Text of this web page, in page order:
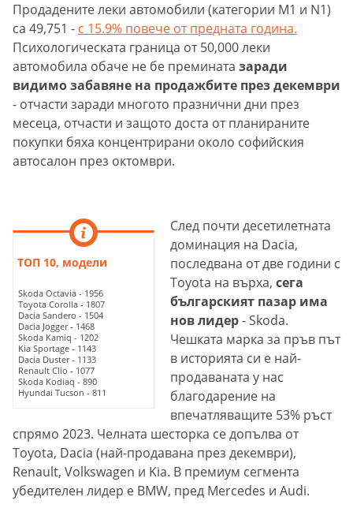
Продадените леки автомобили (категории M1 и N1)
са 49,751 - с 15.9% повече от предната година.
Психологическата граница от 50,000 леки
автомобила обаче не бе премината заради
видимо забавяне на продажбите през декември
- отчасти заради многото празнични дни през
месеца, отчасти и защото доста от планираните
покупки бяха концентрирани около софийския
автосалон през октомври.
ТОП 10, модели
Skoda Octavia - 1956
Toyota Corolla - 1807
Dacia Sandero - 1504
Dacia Jogger - 1468
Skoda Kamiq - 1202
Kia Sportage - 1143
Dacia Duster - 1133
Renault Clio - 1077
Skoda Kodiaq - 890
Hyundai Tucson - 811
След почти десетилетната
доминация на Dacia,
последвана от две години с
Toyota на върха, сега
българският пазар има
нов лидер- Skoda.
Чешката марка за пръв път
в историята си е най-
продаваната у нас
благодарение на
впечатляващите 53% ръст
спрямо 2023. Челната шесторка се допълва от
Toyota, Dacia (най-продавана през декември),
Renault, Volkswagen и Kia. В премиум сегмента
убедителен лидер е BMW, пред Mercedes и Audi.